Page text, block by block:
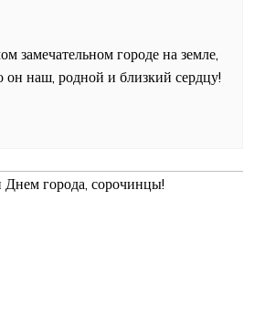
замечательном городе на земле,
он наш, родной и близкий сердцу!